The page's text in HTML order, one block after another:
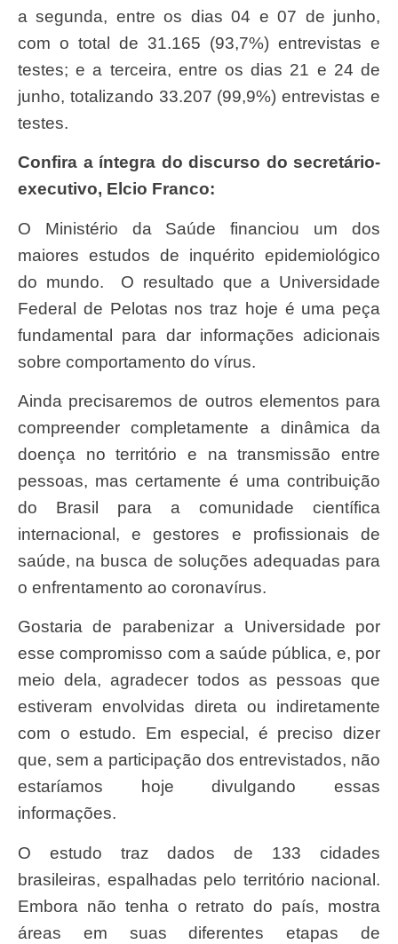
a segunda, entre os dias 04 e 07 de junho,
com o total de 31.165 (93,7%) entrevistas e
testes; e a terceira, entre os dias 21 e 24 de
junho, totalizando 33.207 (99,9%) entrevistas e
testes.
Confira a íntegra do discurso do secretário-
executivo, Elcio Franco:
O Ministério da Saúde financiou um dos
maiores estudos de inquérito epidemiológico
do mundo. O resultado que a Universidade
Federal de Pelotas nos traz hoje é uma peça
fundamental para dar informações adicionais
sobre comportamento do vírus.
Ainda precisaremos de outros elementos para
compreender completamente a dinâmica da
doença no território e na transmissão entre
pessoas, mas certamente é uma contribuição
do Brasil para a comunidade científica
internacional, e gestores e profissionais de
saúde, na busca de soluções adequadas para
o enfrentamento ao coronavírus.
Gostaria de parabenizar a Universidade por
esse compromisso com a saúde pública, e, por
meio dela, agradecer todos as pessoas que
estiveram envolvidas direta ou indiretamente
com o estudo. Em especial, é preciso dizer
que, sem a participação dos entrevistados, não
estaríamos hoje divulgando essas
informações.
O estudo traz dados de 133 cidades
brasileiras, espalhadas pelo território nacional.
Embora não tenha o retrato do país, mostra
áreas em suas diferentes etapas de